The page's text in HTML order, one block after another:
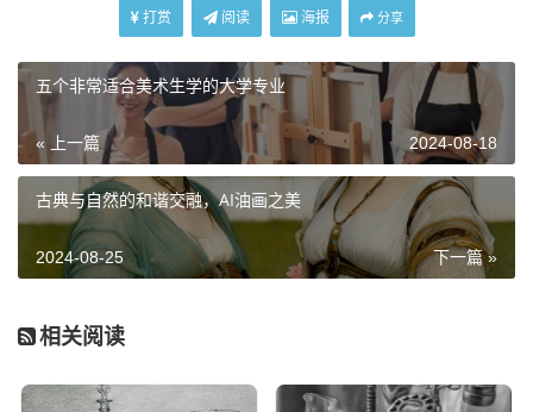
一张画的产生，就是一个自我放松的过程，正是这些可能重复
愁，让我们获得短暂的安宁，而这件作品恰恰成为一个印证，见证了
某个阶段我们的不同心情，我们如何一步步前进。
坚持梦想! 加入易画美术大家庭
打赏 阅读 海报 分享
五个非常适合美术生学的大学专业
« 上一篇 2024-08-18
古典与自然的和谐交融，AI油画之美
下一篇 »
2024-08-25
相关阅读